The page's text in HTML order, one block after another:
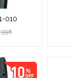
010
998